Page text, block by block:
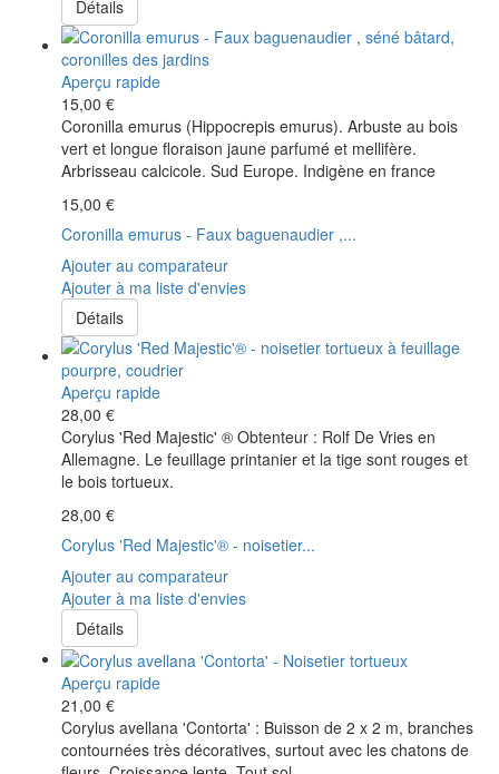
Détails
Aperçu rapide
15,00 €
Coronilla emurus (Hippocrepis emurus). Arbuste au bois
vert et longue floraison jaune parfumé et mellifère.
Arbrisseau calcicole. Sud Europe. Indigène en france
15,00 €
Coronilla emurus - Faux baguenaudier ,...
Ajouter au comparateur
Ajouter à ma liste d'envies
Détails
Aperçu rapide
28,00 €
Corylus 'Red Majestic' ® Obtenteur : Rolf De Vries en
Allemagne. Le feuillage printanier et la tige sont rouges et
le bois tortueux.
28,00 €
Corylus 'Red Majestic'® - noisetier...
Ajouter au comparateur
Ajouter à ma liste d'envies
Détails
Aperçu rapide
21,00 €
Corylus avellana 'Contorta' : Buisson de 2 x 2 m, branches
contournées très décoratives, surtout avec les chatons de